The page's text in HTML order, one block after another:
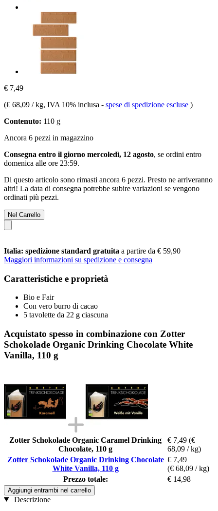
€ 7,49
(€ 68,09 / kg, IVA 10% inclusa - spese di spedizione escluse )
Contenuto: 110 g
Ancora 6 pezzi in magazzino
Consegna entro il giorno mercoledì, 12 agosto, se ordini entro
domenica alle ore 23:59.
Di questo articolo sono rimasti ancora 6 pezzi. Presto ne arriveranno
altri! La data di consegna potrebbe subire variazioni se vengono
ordinati più pezzi.
Nel Carrello
Italia: spedizione standard gratuita a partire da € 59,90
Maggiori informazioni su spedizione e consegna
Caratteristiche e proprietà
Bio e Fair
Con vero burro di cacao
5 tavolette da 22 g ciascuna
Acquistato spesso in combinazione con Zotter
Schokolade Organic Drinking Chocolate White
Vanilla, 110 g
Zotter Schokolade Organic Caramel Drinking
Chocolate, 110 g
€ 7,49 (€
68,09 / kg)
Zotter Schokolade Organic Drinking Chocolate
White Vanilla, 110 g
€ 7,49
(€ 68,09 / kg)
Prezzo totale:
€ 14,98
Aggiungi entrambi nel carrello
Descrizione